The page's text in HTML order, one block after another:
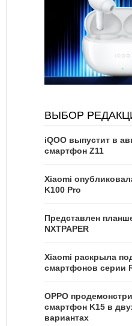
ВЫБОР
iQOO выпустит в
смартфон Z11
Xiaomi
K100 Pro
Представлен
NXTPAPER
Xiaomi раскрыла
смартфонов серии
OPPO
смартфон K15 в
вариантах